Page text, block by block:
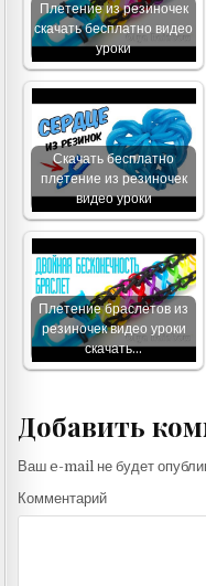
Плетение из резиночек
скачать бесплатно видео
уроки
Скачать бесплатно
плетение из резиночек
видео уроки
Плетение браслетов из
резиночек видео уроки
скачать…
Добавить
Ваш e-mail не будет
Комментарий